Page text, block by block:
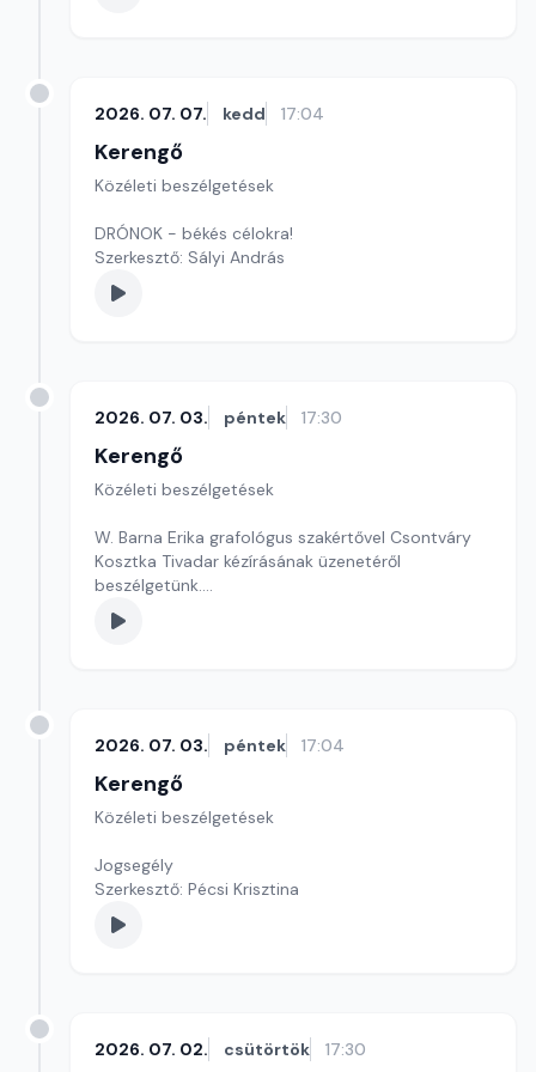
2026. 07. 07. kedd 17:04
Kerengő
Közéleti beszélgetések
DRÓNOK - békés célokra!
Szerkesztő: Sályi András
2026. 07. 03. péntek 17:30
Kerengő
Közéleti beszélgetések
W. Barna Erika grafológus szakértővel Csontváry
Kosztka Tivadar kézírásának üzenetéről
beszélgetünk.
Szerkesztő: Sallai Éva
2026. 07. 03. péntek 17:04
Kerengő
Közéleti beszélgetések
Jogsegély
Szerkesztő: Pécsi Krisztina
2026. 07. 02. csütörtök 17:30